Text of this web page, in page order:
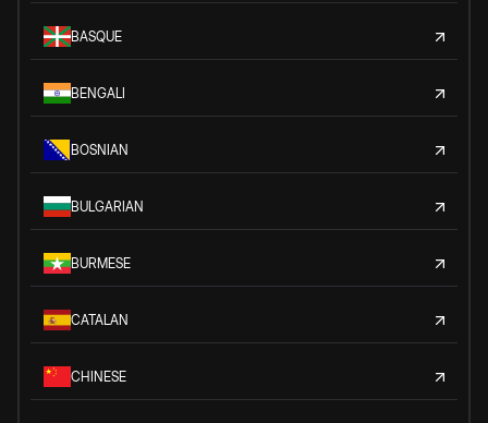
BASQUE
BENGALI
BOSNIAN
BULGARIAN
BURMESE
CATALAN
CHINESE